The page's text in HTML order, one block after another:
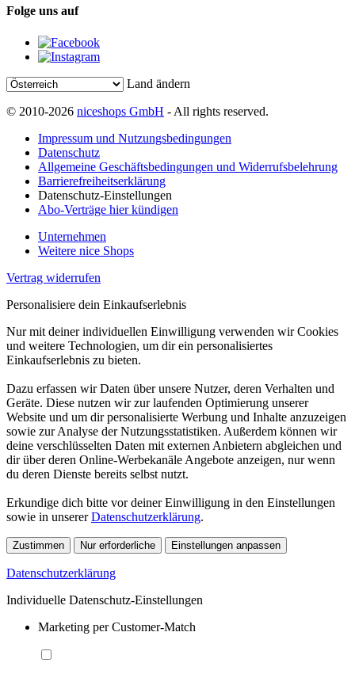
Folge uns auf
Land ändern
© 2010-2026 niceshops GmbH - All rights reserved.
Impressum und Nutzungsbedingungen
Datenschutz
Allgemeine Geschäftsbedingungen und Widerrufsbelehrung
Barrierefreiheitserklärung
Datenschutz-Einstellungen
Abo-Verträge hier kündigen
Unternehmen
Weitere nice Shops
Vertrag widerrufen
Personalisiere dein Einkaufserlebnis
Nur mit deiner individuellen Einwilligung verwenden wir Cookies
und weitere Technologien, um dir ein personalisiertes
Einkaufserlebnis zu bieten.
Dazu erfassen wir Daten über unsere Nutzer, deren Verhalten und
Geräte. Diese nutzen wir zur laufenden Optimierung unserer
Website und um dir personalisierte Werbung und Inhalte anzuzeigen
sowie zur Analyse der Nutzungsstatistiken. Außerdem können wir
deine verschlüsselten Daten mit externen Anbietern abgleichen und
dir über deren Online-Werbekanäle Angebote anzeigen, nur wenn
du deren Dienste bereits selbst nutzt.
Erkundige dich bitte vor deiner Einwilligung in den Einstellungen
sowie in unsererDatenschutzerklärung.
Zustimmen Nur erforderliche Einstellungen anpassen
Datenschutzerklärung
Individuelle Datenschutz-Einstellungen
Marketing per Customer-Match